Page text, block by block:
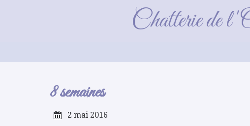
Chatterie de
8 semaines
2 mai 2016